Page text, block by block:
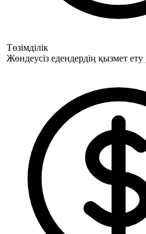
Төзімділік
Жөндеусіз едендердің қызмет